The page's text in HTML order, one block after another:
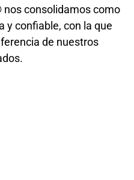
nos consolidamos como
y confiable, con la que
de nuestros